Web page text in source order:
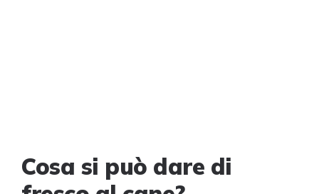
Cosa si può dare di